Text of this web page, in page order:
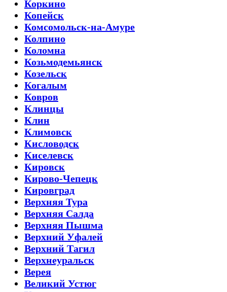
Коркино
Копейск
Комсомольск-на-Амуре
Колпино
Коломна
Козьмодемьянск
Козельск
Когалым
Ковров
Клинцы
Клин
Климовск
Кисловодск
Киселевск
Кировск
Кирово-Чепецк
Кировград
Верхняя Тура
Верхняя Салда
Верхняя Пышма
Верхний Уфалей
Верхний Тагил
Верхнеуральск
Верея
Великий Устюг